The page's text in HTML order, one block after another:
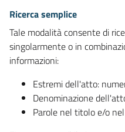
Ricerca semplice
Tale modalità consente di
singolarmente o in
informazioni:
Estremi dell'atto:
Denominazione
Parole nel titolo e/o